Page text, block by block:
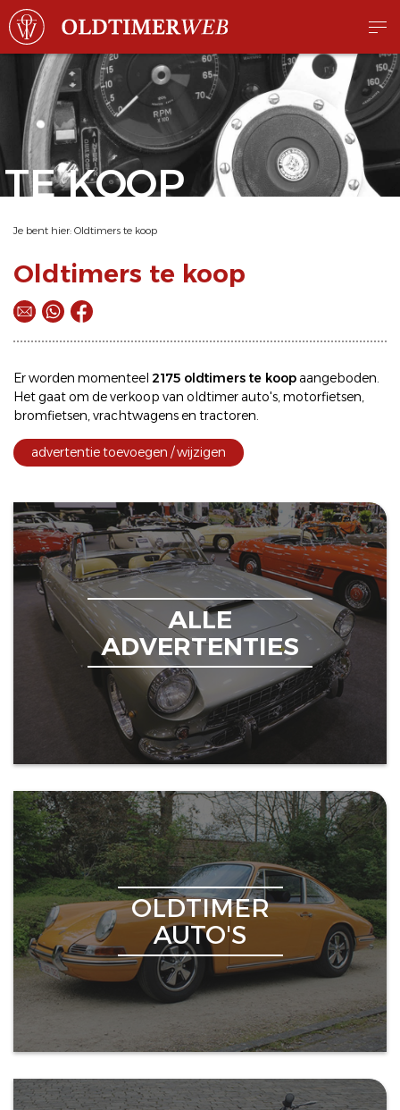
TE KOOP
Je bent hier: Oldtimers te koop
Oldtimers te koop
Er worden momenteel 2175 oldtimers te koopaangeboden.
Het gaat om deverkoop van oldtimerauto's,motorfietsen,
bromfietsen,vrachtwagens en tractoren.
advertentie toevoegen / wijzigen
ALLE
ADVERTENTIES
OLDTIMER
AUTO'S